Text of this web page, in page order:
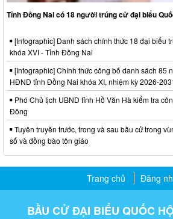
Tỉnh Đồng Nai có 18 người trúng cử đại biểu
[Infographic] Danh sách chính thức 18 đại biểu
khóa XVI - Tỉnh Đồng Nai
[Infographic] Chính thức công bố danh sách 85
HĐND tỉnh Đồng Nai khóa XI, nhiệm kỳ 2026-
Phó Chủ tịch UBND tỉnh Hồ Văn Hà kiểm tra
Đông
Tuyên truyền trước, trong và sau bầu cử trong
số và đồng bào tôn giáo
Trang chủ Đăng
BẦU CỬ ĐẠI BIỂU QUỐC